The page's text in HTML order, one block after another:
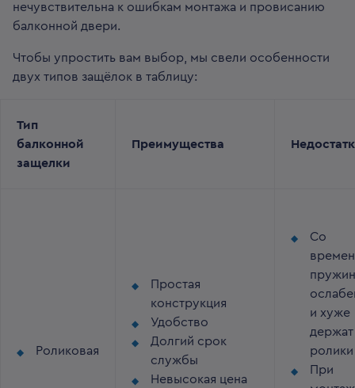
нечувствительна к ошибкам монтажа и провисанию
балконной двери.
Чтобы упростить вам выбор, мы свели особенности
двух типов защёлок в таблицу:
Тип
балконной
защелки
Преимущества
Роликовая
Простая
конструкция
Удобство
Долгий срок
службы
Невысокая цена
Со
и хуже
держат
ролики
При